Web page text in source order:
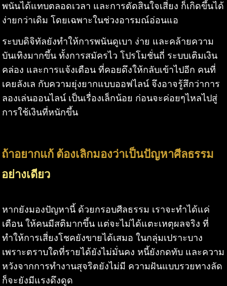
พนันได้แทบตลอดเวลา และการตัดสินใจเสี่ยง ก็เกิดขึ้นได้
ง่ายกว่าเดิม โดยเฉพาะในช่วงอารมณ์อ่อนแอ
ระบบดิจิทัลยังทำให้การพนันดูเบา ง่าย และคล้ายความ
บันเทิงมากขึ้น ทั้งการสมัครไว โปรโมชั่นถี่ ระบบเติมเงิน
คล่อง และการแจ้งเตือน ที่คอยดึงให้กลับเข้าไปอีก คนที่
เคยลังเล กับความยุ่งยากแบบออฟไลน์ จึงอาจรู้สึกว่าการ
ลองเล่นออนไลน์ เป็นเรื่องเล็กน้อย ก่อนจะค่อยๆไหลไปสู่
การใช้เงินที่หนักขึ้น
ถ้าอยากแก้ ต้องเลิกมองว่าเป็นปัญหาศีลธรรม
อย่างเดียว
หากยังมองปัญหานี้ ด้วยกรอบศีลธรรม เราจะทำได้แค่
เตือน ให้คนมีสติมากขึ้น แต่จะไม่ได้แตะเหตุผลจริง ที่
ทำให้การเสี่ยงโชคยังขายได้เสมอ ในกลุ่มเปราะบาง
เพราะตราบใดที่รายได้ยังไม่มั่นคง หนี้ยังกดทับ และความ
หวังจากการทำงานสุจริตยังไม่มี ความฝันแบบรวยทางลัด
ก็จะยังมีแรงดึงดูด